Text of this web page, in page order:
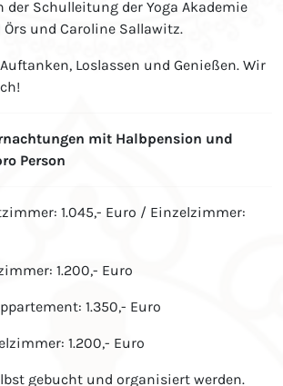
der Schulleitung der Yoga Akademie
und Caroline Sallawitz.
Loslassen und Genießen. Wir
mit Halbpension und
Person
1.045,- Euro / Einzelzimmer:
1.200,- Euro
1.350,- Euro
1.200,- Euro
gebucht und organisiert werden.